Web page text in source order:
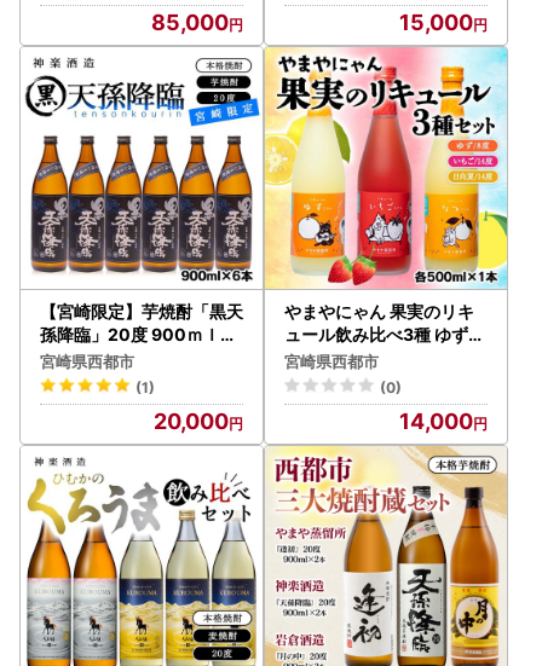
85,000 15,000
【宮崎限定】芋焼酎「黒天
孫降臨」20度 900ｍｌ×6
本セット＜23-27a＞酒 焼
酎 アルコール 西都市
宮崎県西都市
(1)
20,000
やまやにゃん 果実のリキ
ュール飲み比べ3種 ゆず・
日向夏・いちご 各500ml
＜45-4a＞
宮崎県西都市
(0)
14,000